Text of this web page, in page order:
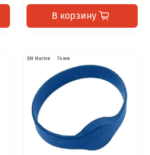
В корзину
EM Marine 74 мм